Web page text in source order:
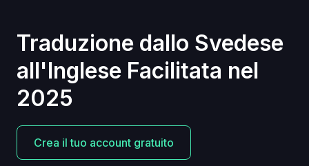
Traduzione dallo Svedese
all'Inglese Facilitata nel
2025
Crea il tuo account gratuito